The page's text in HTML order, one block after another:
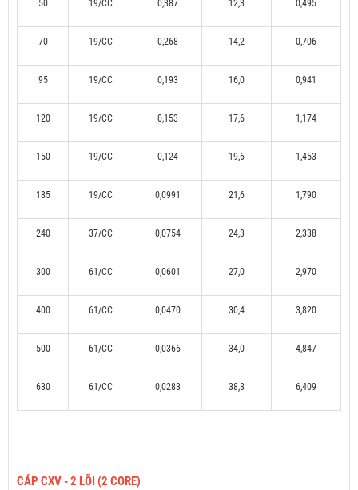
50 19/CC 0,387 12,3 0,495
70 19/CC 0,268 14,2 0,706
95 19/CC 0,193 16,0 0,941
120 19/CC 0,153 17,6 1,174
150 19/CC 0,124 19,6 1,453
185 19/CC 0,0991 21,6 1,790
240 37/CC 0,0754 24,3 2,338
300 61/CC 0,0601 27,0 2,970
400 61/CC 0,0470 30,4 3,820
500 61/CC 0,0366 34,0 4,847
630 61/CC 0,0283 38,8 6,409
CÁP CXV - 2 LÕI (2 CORE)